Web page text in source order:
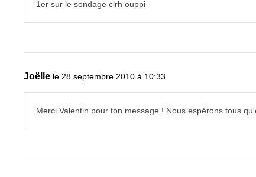
1er sur le sondage clrh ouppi
Joëlle le 28 septembre 2010 à 10:33
Merci Valentin pour ton message ! Nous espérons tous